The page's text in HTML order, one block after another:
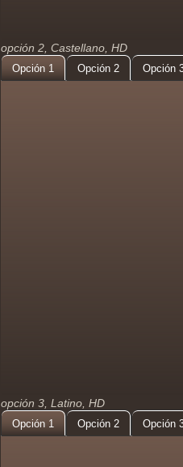
opción 2, Castellano, HD
Opción 1 Opción 2 Opción
opción 3, Latino, HD
Opción 1 Opción 2 Opción